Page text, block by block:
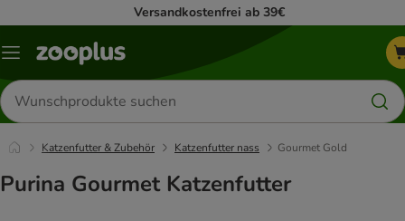
Versandkostenfrei ab 39€
Menü
Produkte
suchen
Katzenfutter & Zubehör Katzenfutter nass Gourmet Gold
Purina Gourmet Katzenfutter